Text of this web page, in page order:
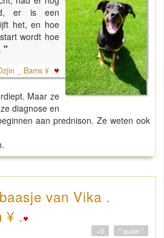
er is een
het, en hoe
wordt hoe
"
_ Bams ¥ .
Maar ze
diagnose en
aan prednison. Ze weten ook
van Vika .
¥ .
" quote "
+0